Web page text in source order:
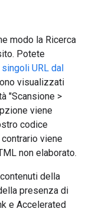
modo la Ricerca
Potete
URL dal
visualizzati
"Scansione >
viene
codice
viene
non elaborato.
della
presenza di
e Accelerated